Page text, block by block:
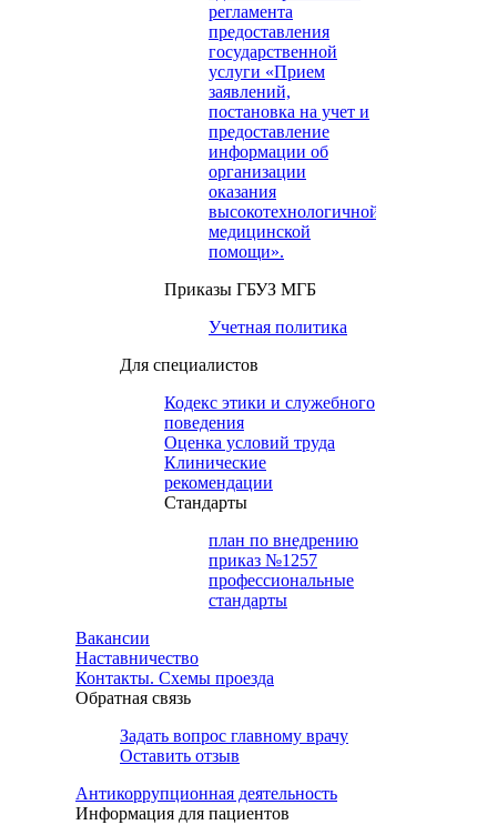
регламента
предоставления
государственной
услуги «Прием
заявлений,
постановка на учет и
предоставление
информации об
организации
оказания
высокотехнологичной
медицинской
помощи».
Приказы ГБУЗ МГБ
Учетная политика
Для специалистов
Кодекс этики и служебного
поведения
Оценка условий труда
Клинические
рекомендации
Cтандарты
план по внедрению
приказ №1257
профессиональные
стандарты
Вакансии
Наставничество
Контакты. Схемы проезда
Обратная связь
Задать вопрос главному врачу
Оставить отзыв
Антикоррупционная деятельность
Информация для пациентов